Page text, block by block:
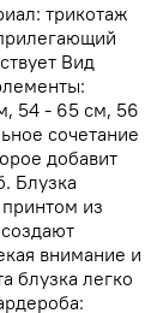
трикотаж
Вид
54 - 65 см, 56
сочетание
добавит
Блузка
из
внимание и
блузка легко